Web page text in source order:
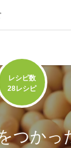
レシピ数
28レシピ
つかっ